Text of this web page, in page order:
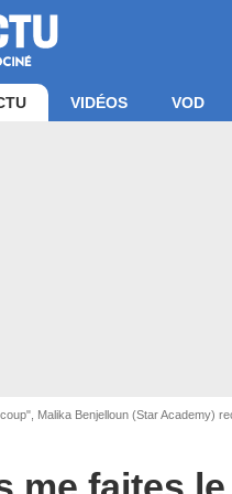
VIDÉOS VOD
Malika Benjelloun (Star Academy)